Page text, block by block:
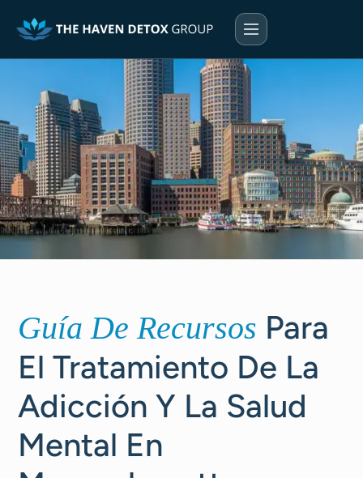
Guía De Recursos Para
El Tratamiento De La
Adicción Y La Salud
Mental En